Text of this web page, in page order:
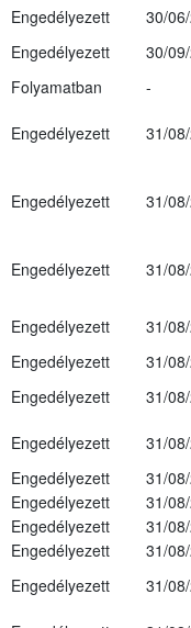
Engedélyezett
30/
Engedélyezett
30/
Folyamatban
-
Engedélyezett 31/
Engedélyezett 31/
Engedélyezett 31/
Engedélyezett
31/
Engedélyezett
31/
Engedélyezett
31/
Engedélyezett
31/
Engedélyezett
31/
Engedélyezett
31/
Engedélyezett
31/
Engedélyezett
31/
Engedélyezett
31/